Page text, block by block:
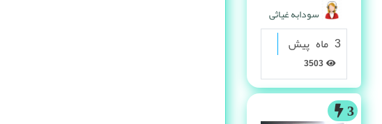
سودابه غیاثی
3 ماه پیش
3